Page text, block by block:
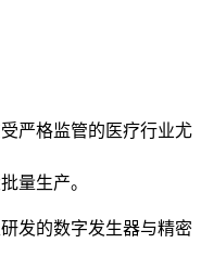
严格监管的医疗行业尤
量生产。
发的数字发生器与精密